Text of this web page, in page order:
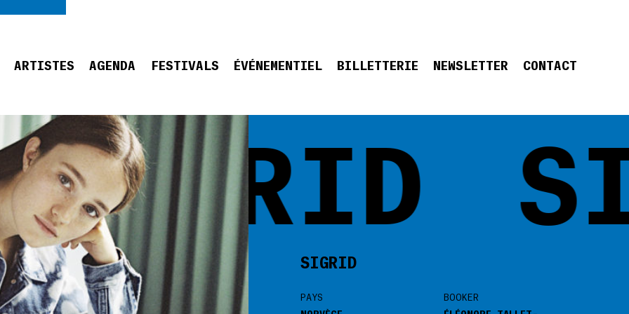
ARTISTES AGENDA FESTIVALS ÉVÉNEMENTIEL BILLETTERIE NEWSLETTER CONTACT
SIGRID
PAYS
BOOKER